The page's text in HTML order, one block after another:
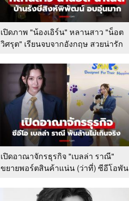
เปิดภาพ "น้องเอิร์น" หลานสาว "น็อต
วิศรุต" เรียนจบจากอังกฤษ สวยน่ารัก
เปิดอาณาจักรธุรกิจ "เบลล่า ราณี"
ขยายพอร์ตสินค้าแน่น (ว่าที่) ซีอีโอพัน